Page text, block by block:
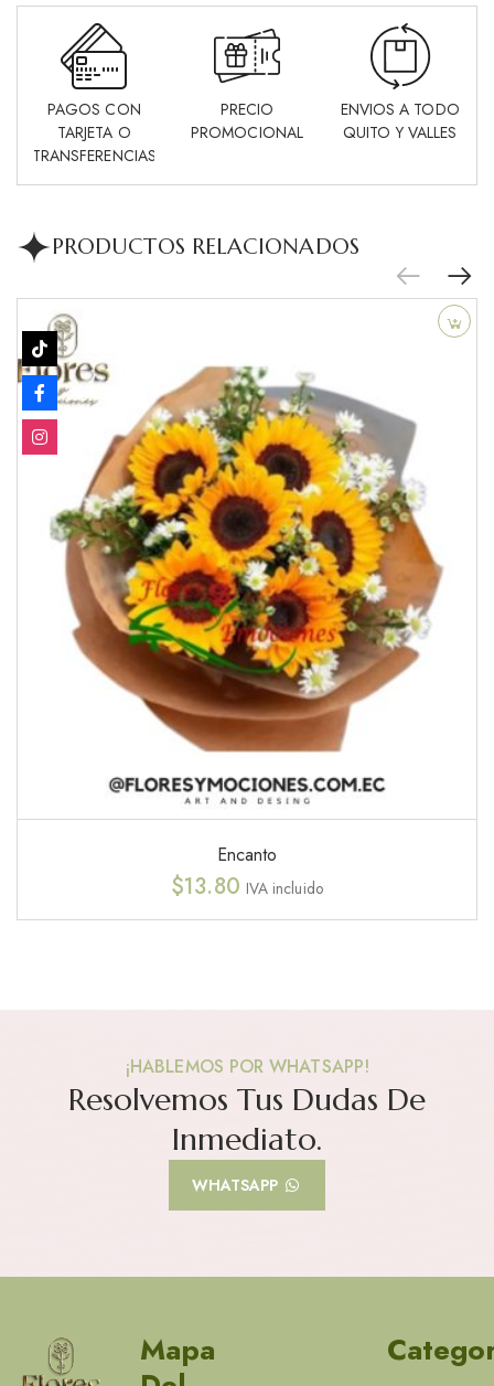
PAGOS CON
TARJETA O
TRANSFERENCIAS
PRECIO
PROMOCIONAL
ENVIOS A TODO
QUITO Y VALLES
PRODUCTOS RELACIONADOS
Encanto
$13.80 IVA incluido
¡HABLEMOS POR WHATSAPP!
Resolvemos Tus Dudas De
Inmediato.
WHATSAPP
Mapa